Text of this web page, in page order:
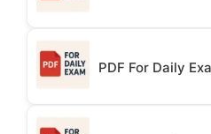
PDF For Daily